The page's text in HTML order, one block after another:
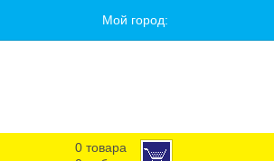
Мой город:
0 товара